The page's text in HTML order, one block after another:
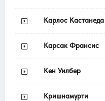
Карлос Кастанеда
Карсак Франсис
Кен Уилбер
Кришнамурти